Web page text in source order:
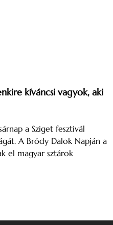
kíváncsi vagyok, aki
a Sziget fesztivál
A Bródy Dalok Napján a
el magyar sztárok